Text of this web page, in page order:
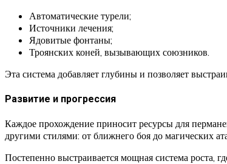
Автоматические турели;
Источники лечения;
Ядовитые фонтаны;
Троянских коней, вызывающих союзников.
Эта система добавляет глубины и позволяет
Развитие и прогрессия
Каждое прохождение приносит ресурсы для
другими стилями: от ближнего боя до магических
Постепенно выстраивается мощная система роста,